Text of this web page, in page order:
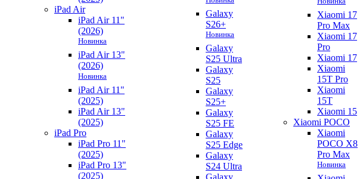
iPad Air
iPad Air 11"
(2026)
Новинка
iPad Air 13"
(2026)
Новинка
iPad Air 11"
(2025)
iPad Air 13"
(2025)
iPad Pro
iPad Pro 11"
(2025)
iPad Pro 13"
(2025)
Galaxy
S26+
Новинка
Galaxy
S25 Ultra
Galaxy
S25
Galaxy
S25+
Galaxy
S25 FE
Galaxy
S25 Edge
Galaxy
S24 Ultra
Galaxy
Xiaomi 17
Pro Max
Xiaomi 17
Pro
Xiaomi 17
Xiaomi
15T Pro
Xiaomi
15T
Xiaomi 15
Xiaomi POCO
Xiaomi
POCO X8
Pro Max
Новинка